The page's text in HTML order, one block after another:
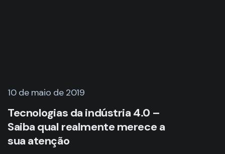
10 de maio de 2019
Tecnologias da indústria 4.0 –
Saiba qual realmente merece a
sua atenção